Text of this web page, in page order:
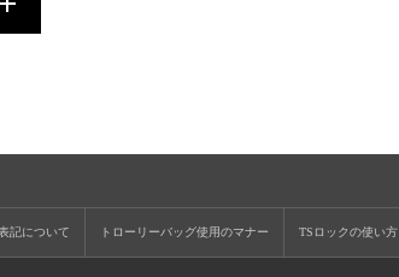
記について トローリーバッグ使用のマナー TSロックの使い方